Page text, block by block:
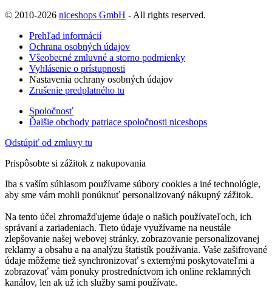
© 2010-2026 niceshops GmbH - All rights reserved.
Prehľad informácií
Ochrana osobných údajov
Všeobecné zmluvné a storno podmienky
Vyhlásenie o prístupnosti
Nastavenia ochrany osobných údajov
Zrušenie predplatného tu
Spoločnosť
Ďalšie obchody patriace spoločnosti niceshops
Odstúpiť od zmluvy tu
Prispôsobte si zážitok z nakupovania
Iba s vaším súhlasom používame súbory cookies a iné technológie,
aby sme vám mohli ponúknuť personalizovaný nákupný zážitok.
Na tento účel zhromažďujeme údaje o našich používateľoch, ich
správaní a zariadeniach. Tieto údaje využívame na neustále
zlepšovanie našej webovej stránky, zobrazovanie personalizovanej
reklamy a obsahu a na analýzu štatistík používania. Vaše zašifrované
údaje môžeme tiež synchronizovať s externými poskytovateľmi a
zobrazovať vám ponuky prostredníctvom ich online reklamných
kanálov, len ak už ich služby sami používate.